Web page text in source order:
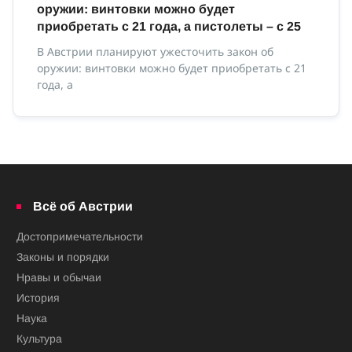
оружии: винтовки можно будет
приобретать с 21 года, а пистолеты – с 25
В Австрии планируют ужесточить закон об
оружии: винтовки можно будет приобретать с 21
года, а
Всё об Австрии
Достопримечательности
Законы и порядки
Нравы и обычаи
История
Наука
Культура